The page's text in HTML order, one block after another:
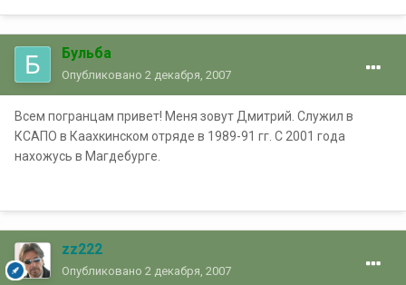
Бульба
Опубликовано 2 декабря, 2007
Всем погранцам привет! Меня зовут Дмитрий. Служил в
КСАПО в Каахкинском отряде в 1989-91 гг. С 2001 года
нахожусь в Магдебурге.
zz222
Опубликовано 2 декабря, 2007